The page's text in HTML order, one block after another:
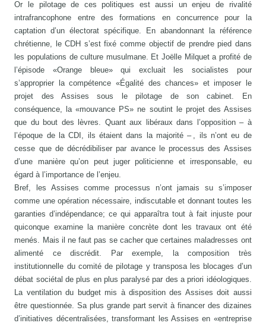
Or le pilotage de ces politiques est aussi un enjeu de rivalité
intrafrancophone entre des formations en concurrence pour la
captation d’un électorat spécifique. En abandonnant la référence
chrétienne, le CDH s’est fixé comme objectif de prendre pied dans
les populations de culture musulmane. Et Joëlle Milquet a profité de
l’épisode «Orange bleue» qui excluait les socialistes pour
s’approprier la compétence «Égalité des chances» et imposer le
projet des Assises sous le pilotage de son cabinet. En
conséquence, la «mouvance PS» ne soutint le projet des Assises
que du bout des lèvres. Quant aux libéraux dans l’opposition – à
l’époque de la CDI, ils étaient dans la majorité – , ils n’ont eu de
cesse que de décrédibiliser par avance le processus des Assises
d’une manière qu’on peut juger politicienne et irresponsable, eu
égard à l’importance de l’enjeu.
Bref, les Assises comme processus n’ont jamais su s’imposer
comme une opération nécessaire, indiscutable et donnant toutes les
garanties d’indépendance; ce qui apparaîtra tout à fait injuste pour
quiconque examine la manière concrète dont les travaux ont été
menés. Mais il ne faut pas se cacher que certaines maladresses ont
alimenté ce discrédit. Par exemple, la composition très
institutionnelle du comité de pilotage y transposa les blocages d’un
débat sociétal de plus en plus paralysé par des a priori idéologiques.
La ventilation du budget mis à disposition des Assises doit aussi
être questionnée. Sa plus grande part servit à financer des dizaines
d’initiatives décentralisées, transformant les Assises en «entreprise